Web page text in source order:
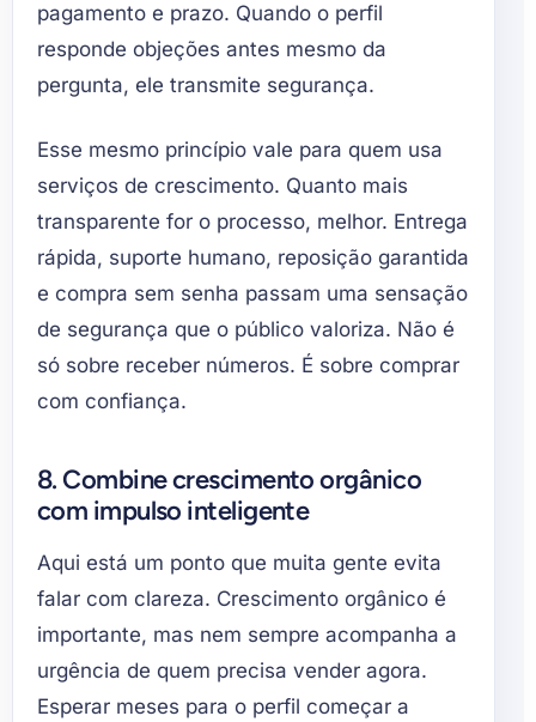
pagamento e prazo. Quando o perfil
responde objeções antes mesmo da
pergunta, ele transmite segurança.
Esse mesmo princípio vale para quem usa
serviços de crescimento. Quanto mais
transparente for o processo, melhor. Entrega
rápida, suporte humano, reposição garantida
e compra sem senha passam uma sensação
de segurança que o público valoriza. Não é
só sobre receber números. É sobre comprar
com confiança.
8. Combine crescimento orgânico
com impulso inteligente
Aqui está um ponto que muita gente evita
falar com clareza. Crescimento orgânico é
importante, mas nem sempre acompanha a
urgência de quem precisa vender agora.
Esperar meses para o perfil começar a